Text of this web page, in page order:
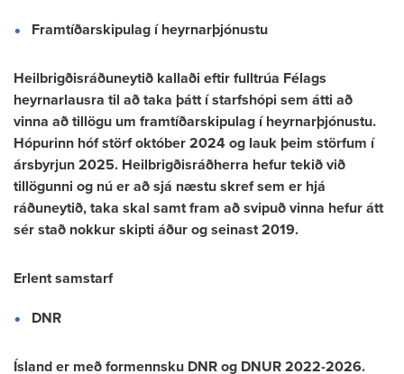
Framtíðarskipulag í heyrnarþjónustu
Heilbrigðisráðuneytið kallaði eftir fulltrúa Félags
heyrnarlausra til að taka þátt í starfshópi sem átti að
vinna að tillögu um framtíðarskipulag í heyrnarþjónustu.
Hópurinn hóf störf október 2024 og lauk þeim störfum í
ársbyrjun 2025. Heilbrigðisráðherra hefur tekið við
tillögunni og nú er að sjá næstu skref sem er hjá
ráðuneytið, taka skal samt fram að svipuð vinna hefur átt
sér stað nokkur skipti áður og seinast 2019.
Erlent samstarf
DNR
Ísland er með formennsku DNR og DNUR 2022-2026.